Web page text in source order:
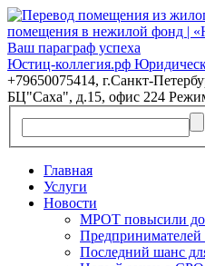
Ваш параграф успеха
Юстиц-коллегия.рф
+79650075414, г.Санкт-
БЦ"Саха", д.15, офис 224
Главная
Услуги
Новости
МРОТ повысили до
Предпринимателей
Последний шанс